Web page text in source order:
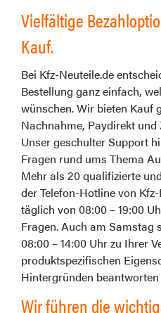
Vielfältige
Kauf.
Bei Kfz-Neuteile.de
Bestellung ganz einfach,
wünschen. Wir bieten Kauf
Nachnahme, Paydirekt
Unser geschulter Support
Fragen rund ums Thema
Mehr als 20 qualifizierte
der Telefon-Hotline von
täglich von 08:00 – 19:00
Fragen. Auch am Samstag
08:00 – 14:00 Uhr zu Ihrer
produktspezifischen
Hintergründen beantworten
Wir führen die